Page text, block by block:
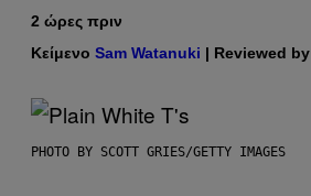
2 ώρες πριν
Κείμενο Sam Watanuki | Reviewed by
PHOTO BY SCOTT GRIES/GETTY IMAGES